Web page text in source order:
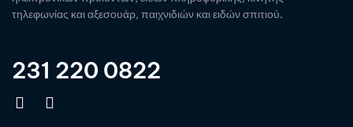
τηλεφωνίας και αξεσουάρ, παιχνιδιών και ειδών σπιτιού.
231 220 0822